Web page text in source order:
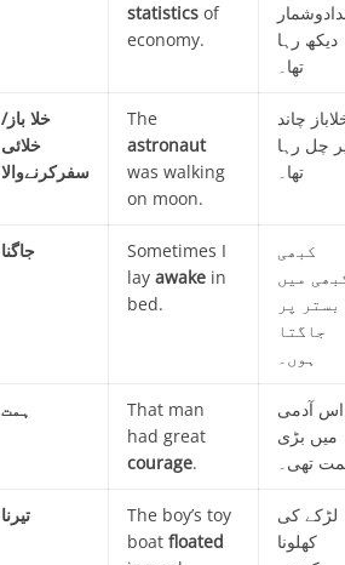
statistics of
economy.
دیکھ رہا
تھا۔
خلا باز/
خلائی
سفرکرنےوالا
The
astronaut
was walking
on moon.
چاند
چل رہا
تھا۔
جاگنا
Sometimes I
layawake in
bed.
کبھی
میں
بستر پر
جاگتا
ہوں۔
ہمت
That man
had great
courage.
اس آدمی
میں بڑی
تھی۔
تیرنا
The boy’s toy
boatfloated
لڑکے کی
کھلونا